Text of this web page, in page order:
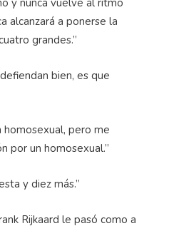
y nunca vuelve al ritmo
alcanzará a ponerse la
grandes.”
bien, es que
homosexual, pero me
por un homosexual.”
y diez más.”
Rijkaard le pasó como a